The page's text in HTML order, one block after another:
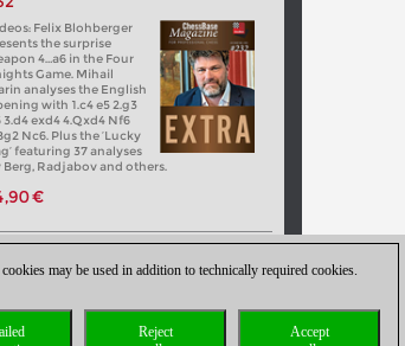
Felix Blohberger
the surprise
4…a6 in the Four
Game. Mihail
analyses the English
with 1.c4 e5 2.g3
3.d4 exd4 4.Qxd4 Nf6
Nc6. Plus the ‘Lucky
featuring 37 analyses
Berg, Radjabov and others.
€
may be used in addition to technically required cookies.
Accept
Reject